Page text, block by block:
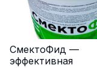
СмектоФид —
эффективная